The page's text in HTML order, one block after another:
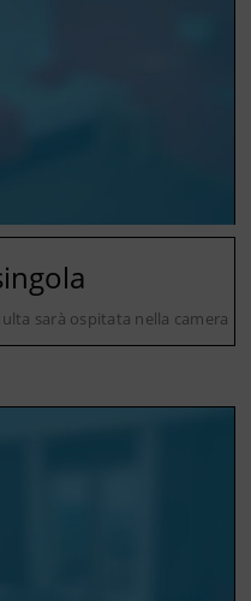
sarà ospitata nella camera